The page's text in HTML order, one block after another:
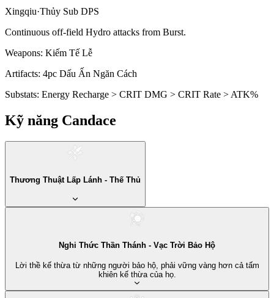
Xingqiu·Thủy Sub DPS
Continuous off-field Hydro attacks from Burst.
Weapons: Kiếm Tế Lễ
Artifacts: 4pc Dấu Ấn Ngăn Cách
Substats: Energy Recharge > CRIT DMG > CRIT Rate > ATK%
Kỹ năng Candace
Thương Thuật Lấp Lánh - Thế Thủ
Nghi Thức Thần Thánh - Vạc Trời Bảo Hộ
Lời thề kế thừa từ những người bảo hộ, phải vững vàng hơn cả tấm
khiên kế thừa của họ.